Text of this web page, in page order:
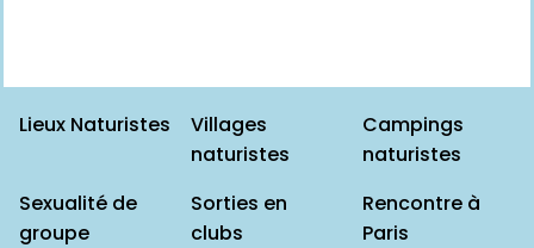
Lieux Naturistes
Villages
naturistes
Campings
naturistes
Sexualité de
groupe
Sorties en
clubs
Rencontre à
Paris